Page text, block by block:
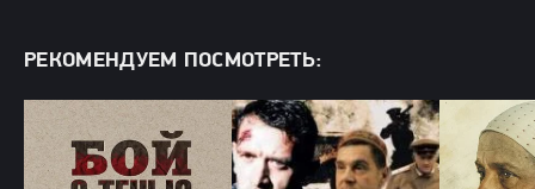
РЕКОМЕНДУЕМ ПОСМОТРЕТЬ: